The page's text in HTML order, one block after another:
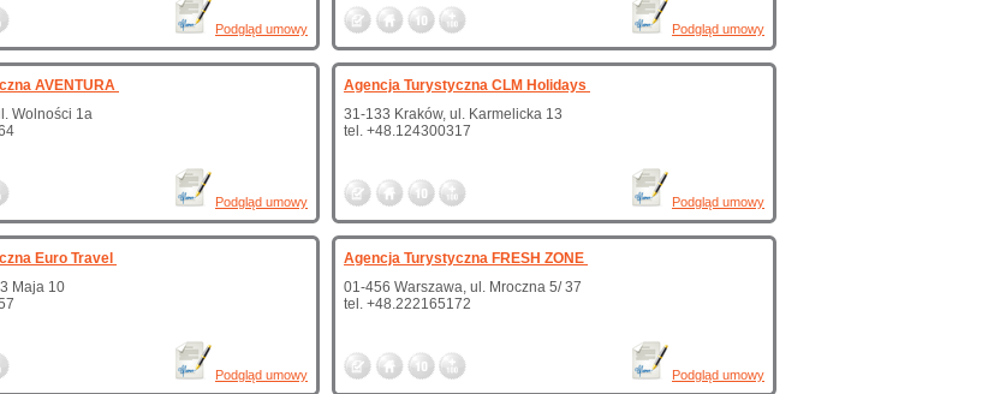
Podgląd umowy Podgląd umowy
AVENTURA
Wolności 1a
Podgląd umowy
Agencja Turystyczna CLM Holidays
31-133 Kraków, ul. Karmelicka 13
tel. +48.124300317
Podgląd umowy
Euro Travel
Maja 10
Podgląd umowy
Agencja Turystyczna FRESH ZONE
01-456 Warszawa, ul. Mroczna 5/ 37
tel. +48.222165172
Podgląd umowy